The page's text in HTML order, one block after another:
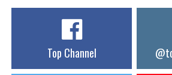
Top Channel